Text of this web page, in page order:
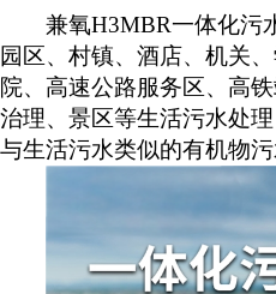
兼氧H3MBR一体化污
园区、村镇、酒店、机关
院、高速公路服务区、高
治理、景区等生活污水处
与生活污水类似的有机物污